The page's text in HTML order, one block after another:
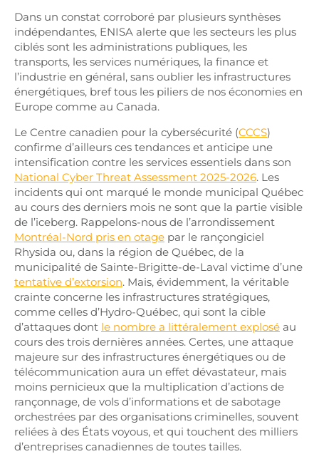
Dans un constat corroboré par plusieurs synthèses
indépendantes, ENISA alerte que les secteurs les plus
ciblés sont les administrations publiques, les
transports, les services numériques, la finance et
l’industrie en général, sans oublier les infrastructures
énergétiques, bref tous les piliers de nos économies en
Europe comme au Canada.
Le Centre canadien pour la cybersécurité (CCCS)
confirme d’ailleurs ces tendances et anticipe une
intensification contre les services essentiels dans son
National Cyber Threat Assessment 2025-2026. Les
incidents qui ont marqué le monde municipal Québec
au cours des derniers mois ne sont que la partie visible
de l’iceberg. Rappelons-nous de l’arrondissement
Montréal-Nord pris en otage par le rançongiciel
Rhysida ou, dans la région de Québec, de la
municipalité de Sainte-Brigitte-de-Laval victime d’une
tentative d’extorsion. Mais, évidemment, la véritable
crainte concerne les infrastructures stratégiques,
comme celles d’Hydro-Québec, qui sont la cible
d’attaques dont le nombre a littéralement explosé au
cours des trois dernières années. Certes, une attaque
majeure sur des infrastructures énergétiques ou de
télécommunication aura un effet dévastateur, mais
moins pernicieux que la multiplication d’actions de
rançonnage, de vols d’informations et de sabotage
orchestrées par des organisations criminelles, souvent
reliées à des États voyous, et qui touchent des milliers
d’entreprises canadiennes de toutes tailles.